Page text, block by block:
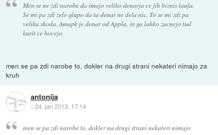
Men se ne zdi narobe da imajo veliko denarja ce jih biznis laufa.
Se mi pa zdi zelo glupo da ta denar ne dela nic. To se mi zdi pa
velika skoda. Amapk je denar od Appla, in ga lahko zacnejo tud
kurit ce hocejo.
men se pa zdi narobe to, dokler na drugi strani nekateri nimajo za
kruh
antonija
::24. jan 2013, 17:14
men se pa zdi narobe to, dokler na drugi strani nekateri nimajo